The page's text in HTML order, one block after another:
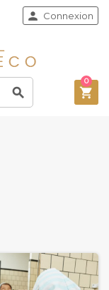

 Connexion

0